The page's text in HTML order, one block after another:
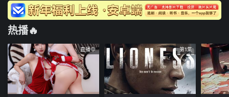
热播🔥
直播中 第1集